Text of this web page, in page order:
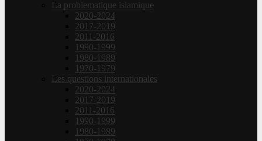
La problematique islamique
2020-2024
2017-2019
2011-2016
1990-1999
1980-1989
1970-1979
Les questions internationales
2020-2024
2017-2019
2011-2016
1990-1999
1980-1989